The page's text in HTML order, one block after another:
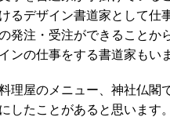
るデザイン書道家として仕
発注・受注ができることか
ンの仕事をする書道家もい
理屋のメニュー、神社仏閣
したことがあると思います